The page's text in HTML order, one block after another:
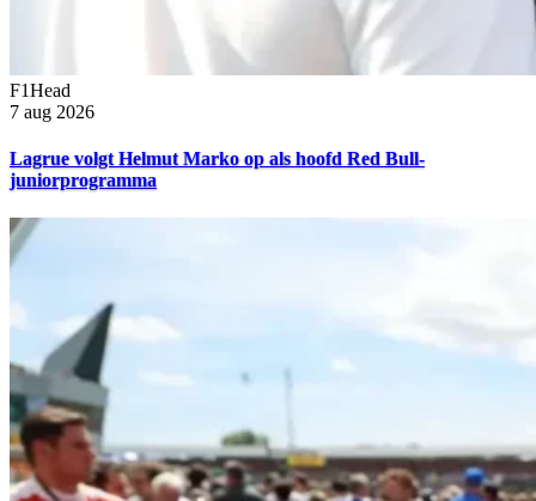
F1Head
7 aug 2026
Lagrue volgt Helmut Marko op als hoofd Red Bull-
juniorprogramma